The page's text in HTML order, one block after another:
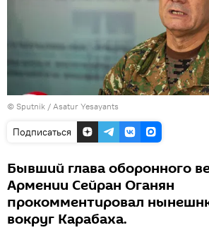
© Sputnik / Asatur Yesayants
Подписаться
Бывший глава оборонного
Армении Сейран Оганян
прокомментировал
вокруг Карабаха.